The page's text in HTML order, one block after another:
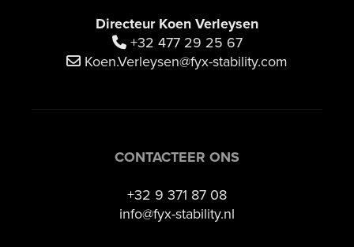
Directeur Koen Verleysen
+32 477 29 25 67
Koen.Verleysen@fyx-stability.com
CONTACTEER ONS
+32 9 371 87 08
info@fyx-stability.nl